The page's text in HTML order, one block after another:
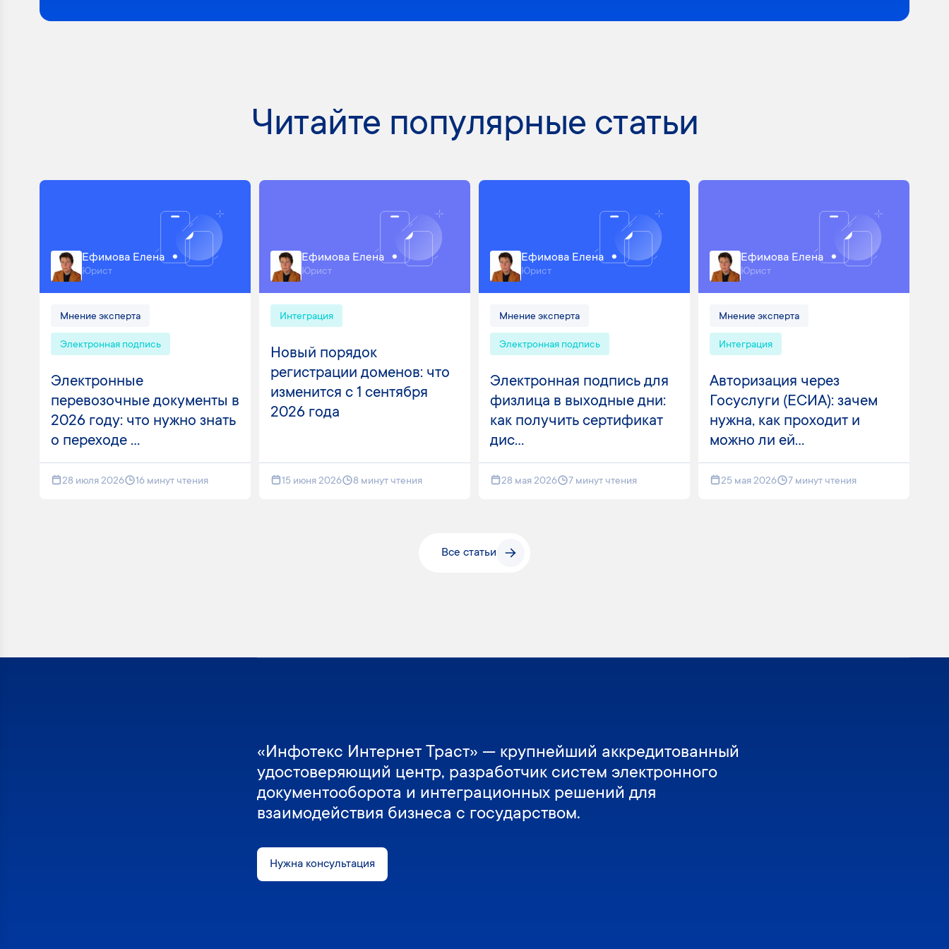
Читайте популярные статьи
Ефимова Елена
Юрист
Мнение эксперта
Электронная подпись
Электронные
перевозочные документы в
2026 году: что нужно знать
о переходе ...
28 июля 2026 16 минут чтения
Ефимова Елена
Юрист
Интеграция
Новый порядок
регистрации доменов: что
изменится с 1 сентября
2026 года
15 июня 2026 8 минут чтения
Ефимова Елена
Юрист
Мнение эксперта
Электронная подпись
Электронная подпись для
физлица в выходные дни:
как получить сертификат
дис...
28 мая 2026 7 минут чтения
Ефимова Елена
Юрист
Мнение эксперта
Интеграция
Авторизация через
Госуслуги (ЕСИА): зачем
нужна, как проходит и
можно ли ей...
25 мая 2026 7 минут чтения
Все статьи
«Инфотекс Интернет Траст» — крупнейший аккредитованный
удостоверяющий центр, разработчик систем электронного
документооборота и интеграционных решений для
взаимодействия бизнеса с государством.
Нужна консультация